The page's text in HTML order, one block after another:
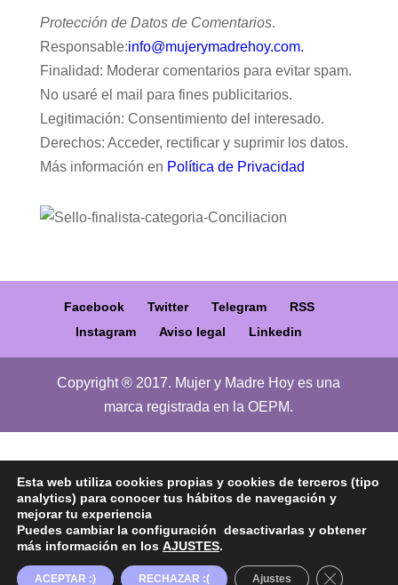
Protección de Datos de Comentarios.
Responsable:info@mujerymadrehoy.com.
Finalidad: Moderar comentarios para evitar spam.
No usaré el mail para fines publicitarios.
Legitimación: Consentimiento del interesado.
Derechos: Acceder, rectificar y suprimir los datos.
Más información en Política de Privacidad
Facebook Twitter Telegram
RSS
Instagram
Aviso legal Linkedin
Copyright ® 2017. Mujer y Madre Hoy es una
marca registrada en la OEPM.
Esta web utiliza cookies propias y cookies de terceros (tipo
analytics) para conocer tus hábitos de navegación y
mejorar tu experiencia
Puedes cambiar la configuración desactivarlas y obtener
más información en los AJUSTES.
ACEPTAR :) RECHAZAR :( Ajustes Cerrar el